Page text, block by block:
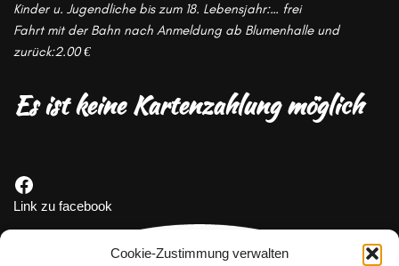
Cookie-Zustimmung verwalten
Kinder u. Jugendliche bis zum 18. Lebensjahr:… frei
Fahrt mit der Bahn nach Anmeldung ab Blumenhalle und
zurück:2.00 €
Es ist keine Kartenzahlung möglich
Link zu facebook